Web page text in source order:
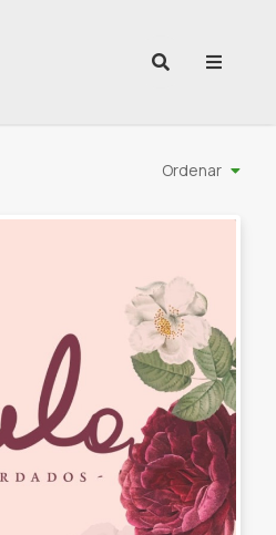
Ordenar